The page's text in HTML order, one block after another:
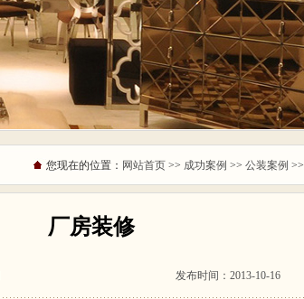
您现在的位置： 网站首页 >> 成功案例 >> 公装案例 >>
厂房装修
发布时间：2013-10-16